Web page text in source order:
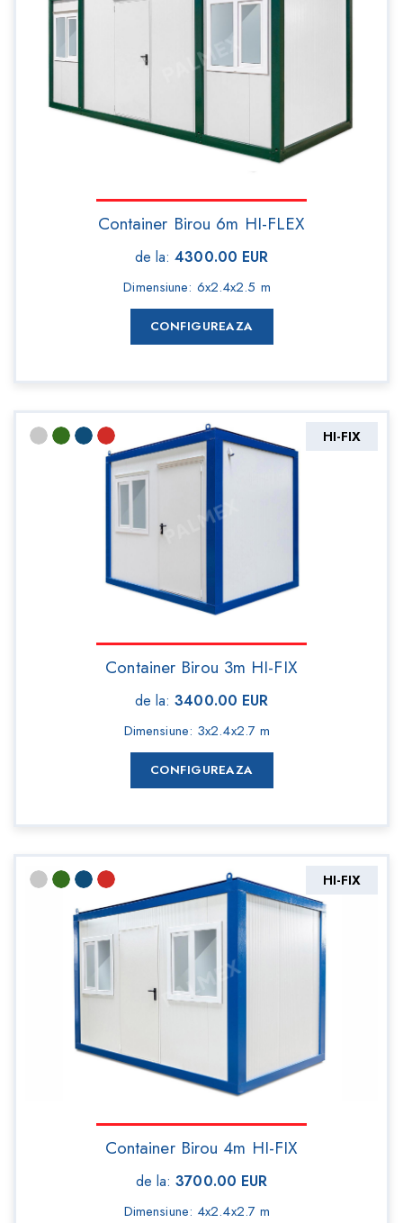
Container Birou 6m HI-FLEX
de la:4300.00 EUR
Dimensiune: 6x2.4x2.5 m
CONFIGUREAZA
HI-FIX
Container Birou 3m HI-FIX
de la:3400.00 EUR
Dimensiune: 3x2.4x2.7 m
CONFIGUREAZA
HI-FIX
Container Birou 4m HI-FIX
de la:3700.00 EUR
Dimensiune: 4x2.4x2.7 m